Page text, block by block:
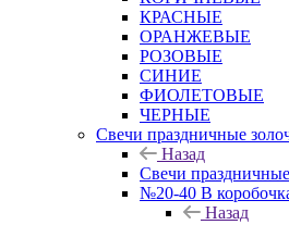
КРАСНЫЕ
ОРАНЖЕВЫЕ
РОЗОВЫЕ
СИНИЕ
ФИОЛЕТОВЫЕ
ЧЕРНЫЕ
Свечи праздничные
Назад
Свечи
№20-40 В
Назад